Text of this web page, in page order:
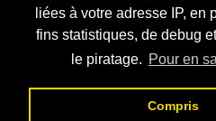
liées à votre adresse IP, en
fins statistiques, de debug
le piratage. Pour en
Compris
Liens externes
Téléchargement
Contact